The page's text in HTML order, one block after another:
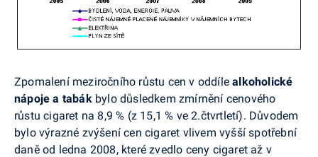
Zpomalení meziročního růstu cen v oddílealkoholické
nápoje a tabák bylo důsledkem zmírnění cenového
růstu cigaret na 8,9 % (z 15,1 % ve 2.čtvrtletí). Důvodem
bylo výrazné zvýšení cen cigaret vlivem vyšší spotřební
daně od ledna 2008, které zvedlo ceny cigaret až v